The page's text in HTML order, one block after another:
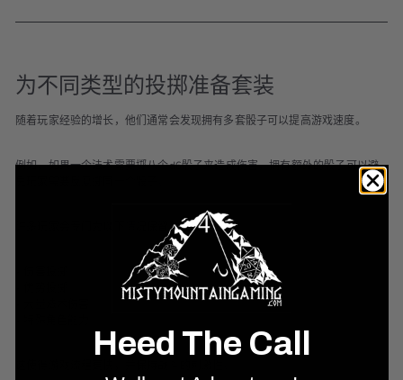
为不同类型的投掷准备套装
随着玩家经验的增长，他们通常会发现拥有多套骰子可以提高游戏速度。
例如，如果一个法术需要掷八个d6骰子来造成伤害，拥有额外的骰子可以避
许多玩家会专门为以下情况保留独立的套装：
Heed The Call